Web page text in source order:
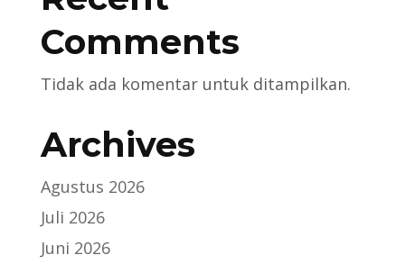
Comments
Tidak ada komentar untuk ditampilkan.
Archives
Agustus 2026
Juli 2026
Juni 2026